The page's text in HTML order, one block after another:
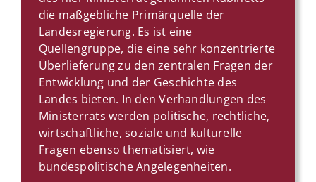
die maßgebliche Primärquelle der
Landesregierung. Es ist eine
Quellengruppe, die eine sehr konzentrierte
Überlieferung zu den zentralen Fragen der
Entwicklung und der Geschichte des
Landes bieten. In den Verhandlungen des
Ministerrats werden politische, rechtliche,
wirtschaftliche, soziale und kulturelle
Fragen ebenso thematisiert, wie
bundespolitische Angelegenheiten.